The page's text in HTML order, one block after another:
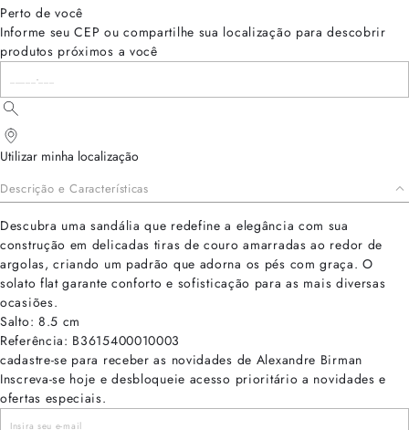
Perto de você
Informe seu CEP ou compartilhe sua localização para descobrir
produtos próximos a você
Utilizar minha localização
Descrição e Características
Descubra uma sandália que redefine a elegância com sua
construção em delicadas tiras de couro amarradas ao redor de
argolas, criando um padrão que adorna os pés com graça. O
solato flat garante conforto e sofisticação para as mais diversas
ocasiões.
Salto: 8.5 cm
Referência: B3615400010003
cadastre-se para receber as novidades de Alexandre Birman
Inscreva-se hoje e desbloqueie acesso prioritário a novidades e
ofertas especiais.